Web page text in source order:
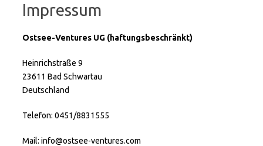
Impressum
Ostsee-Ventures UG (haftungsbeschränkt)
Heinrichstraße 9
23611 Bad Schwartau
Deutschland
Telefon: 0451/8831555
Mail: info@ostsee-ventures.com